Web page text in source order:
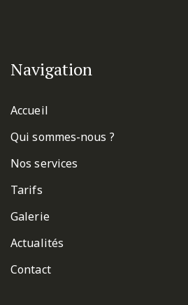
Navigation
Accueil
Qui sommes-nous ?
Nos services
Tarifs
Galerie
Actualités
Contact